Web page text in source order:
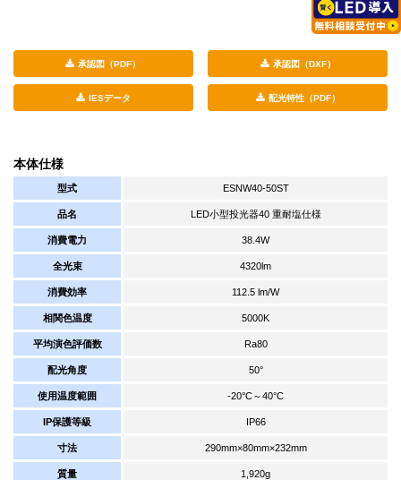
承認図（PDF） 承認図（DXF）
IESデータ 配光特性（PDF）
本体仕様
型式 ESNW40-50ST
品名 LED小型投光器40 重耐塩仕様
消費電力 38.4W
全光束 4320lm
消費効率 112.5 lm/W
相関色温度 5000K
平均演色評価数 Ra80
配光角度 50°
使用温度範囲 -20°C～40°C
IP保護等級 IP66
寸法 290mm×80mm×232mm
質量 1,920g